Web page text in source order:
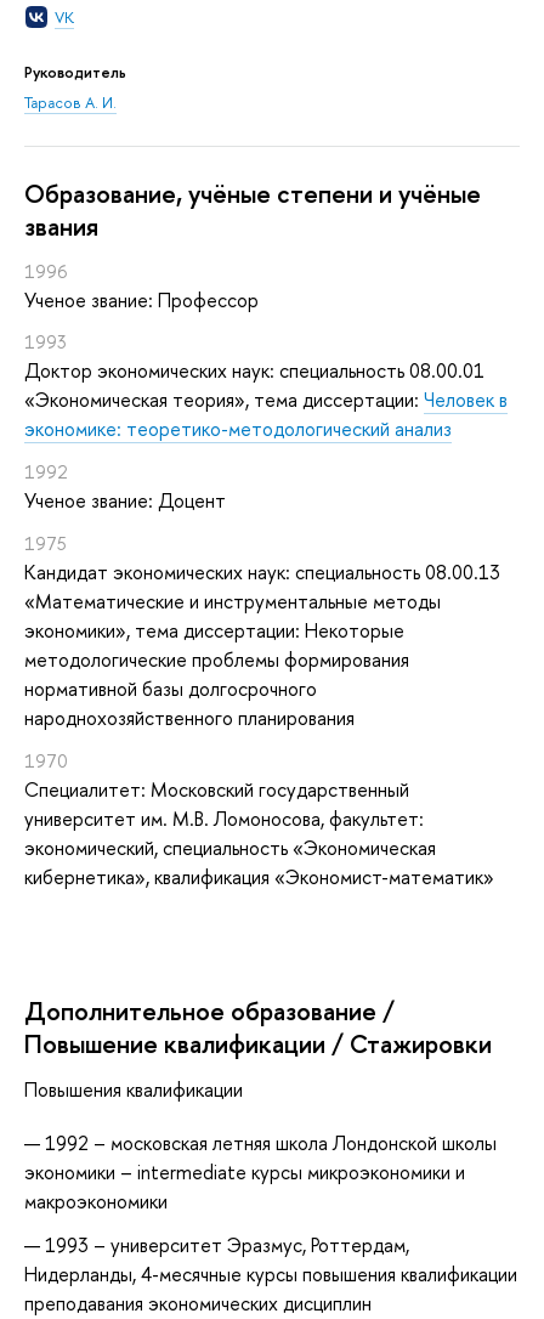
VK
Руководитель
Тарасов А. И.
Oбразование, учёные степени и учёные
звания
1996
Ученое звание: Профессор
1993
Доктор экономических наук: специальность 08.00.01
«Экономическая теория», тема диссертации: Человек в
экономике: теоретико-методологический анализ
1992
Ученое звание: Доцент
1975
Кандидат экономических наук: специальность 08.00.13
«Математические и инструментальные методы
экономики», тема диссертации: Некоторые
методологические проблемы формирования
нормативной базы долгосрочного
народнохозяйственного планирования
1970
Специалитет: Московский государственный
университет им. М.В. Ломоносова, факультет:
экономический, специальность «Экономическая
кибернетика», квалификация «Экономист-математик»
Дополнительное образование /
Повышение квалификации / Стажировки
Повышения квалификации
1992 – московская летняя школа Лондонской школы
экономики – intermediate курсы микроэкономики и
макроэкономики
1993 – университет Эразмус, Роттердам,
Нидерланды, 4-месячные курсы повышения квалификации
преподавания экономических дисциплин